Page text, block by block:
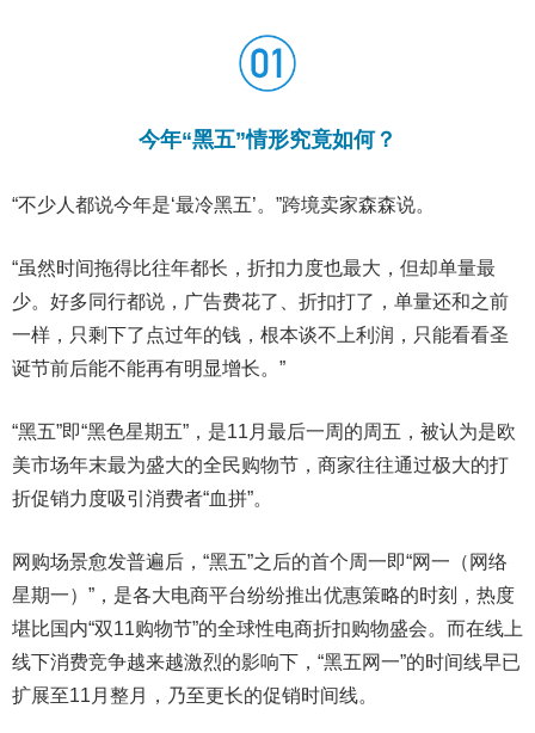
今年“黑五”情形究竟如何？
“不少人都说今年是‘最冷黑五’。”跨境卖家森森说。
“虽然时间拖得比往年都长，折扣力度也最大，但却单量最
少。好多同行都说，广告费花了、折扣打了，单量还和之前
一样，只剩下了点过年的钱，根本谈不上利润，只能看看圣
诞节前后能不能再有明显增长。”
“黑五”即“黑色星期五”，是11月最后一周的周五，被认为是欧
美市场年末最为盛大的全民购物节，商家往往通过极大的打
折促销力度吸引消费者“血拼”。
网购场景愈发普遍后，“黑五”之后的首个周一即“网一（网络
星期一）”，是各大电商平台纷纷推出优惠策略的时刻，热度
堪比国内“双11购物节”的全球性电商折扣购物盛会。而在线上
线下消费竞争越来越激烈的影响下，“黑五网一”的时间线早已
扩展至11月整月，乃至更长的促销时间线。